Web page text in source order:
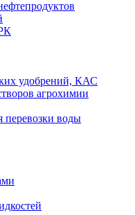
удобрений, КАС
агрохимии
воды